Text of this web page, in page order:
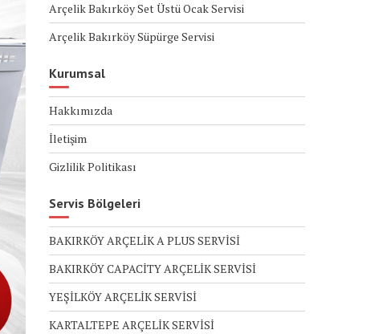
Arçelik Bakırköy Set Üstü Ocak Servisi
Arçelik Bakırköy Süpürge Servisi
Kurumsal
Hakkımızda
İletişim
Gizlilik Politikası
Servis Bölgeleri
BAKIRKÖY ARÇELİK A PLUS SERVİSİ
BAKIRKÖY CAPACİTY ARÇELİK SERVİSİ
YEŞİLKÖY ARÇELİK SERVİSİ
KARTALTEPE ARÇELİK SERVİSİ